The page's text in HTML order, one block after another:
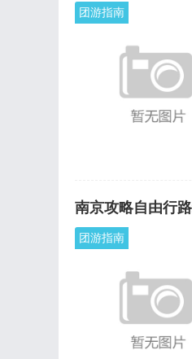
团游指南
南京攻略自由行
团游指南